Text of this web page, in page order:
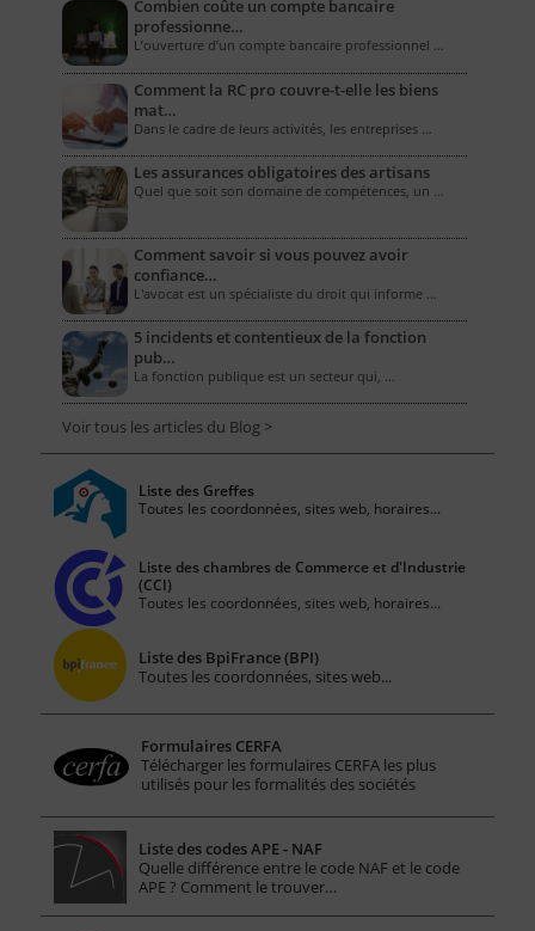
Combien coûte un compte bancaire
professionne…
L’ouverture d’un compte bancaire professionnel …
Comment la RC pro couvre-t-elle les biens
mat…
Dans le cadre de leurs activités, les entreprises …
Les assurances obligatoires des artisans
Quel que soit son domaine de compétences, un …
Comment savoir si vous pouvez avoir
confiance…
L'avocat est un spécialiste du droit qui informe …
5 incidents et contentieux de la fonction
pub…
La fonction publique est un secteur qui, …
Voir tous les articles du Blog >
Liste des Greffes
Toutes les coordonnées, sites web, horaires...
Liste des chambres de Commerce et d'Industrie
(CCI)
Toutes les coordonnées, sites web, horaires...
Liste des BpiFrance (BPI)
Toutes les coordonnées, sites web...
Formulaires CERFA
Télécharger les formulaires CERFA les plus
utilisés pour les formalités des sociétés
Liste des codes APE - NAF
Quelle différence entre le code NAF et le code
APE ? Comment le trouver…